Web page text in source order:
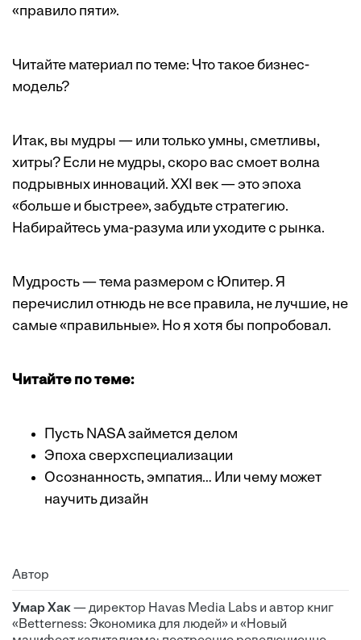
«правило пяти».
Читайте материал по теме: Что такое бизнес-
модель?
Итак, вы мудры — или только умны, сметливы,
хитры? Если не мудры, скоро вас смоет волна
подрывных инноваций. XXI век — это эпоха
«больше и быстрее», забудьте стратегию.
Набирайтесь ума-разума или уходите с рынка.
Мудрость — тема размером с Юпитер. Я
перечислил отнюдь не все правила, не лучшие, не
самые «правильные». Но я хотя бы попробовал.
Читайте по теме:
Пусть NASA займется делом
Эпоха сверхспециализации
Осознанность, эмпатия… Или чему может
научить дизайн
Автор
Умар Хак— директор Havas Media Labs и автор книг
«Betterness: Экономика для людей» и «Новый